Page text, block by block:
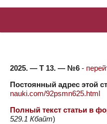
2025. — Т 13. — №6 -
Постоянный адрес этой
nauki.com/92psmn625.html
Полный текст статьи в
529.1 Кбайт)